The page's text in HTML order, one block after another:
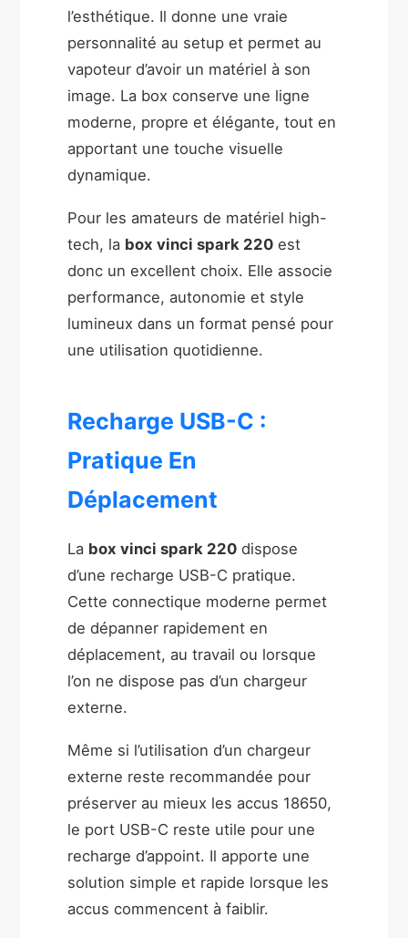
l’esthétique. Il donne une vraie
personnalité au setup et permet au
vapoteur d’avoir un matériel à son
image. La box conserve une ligne
moderne, propre et élégante, tout en
apportant une touche visuelle
dynamique.
Pour les amateurs de matériel high-
tech, la box vinci spark 220 est
donc un excellent choix. Elle associe
performance, autonomie et style
lumineux dans un format pensé pour
une utilisation quotidienne.
Recharge USB-C :
Pratique En
Déplacement
La box vinci spark 220 dispose
d’une recharge USB-C pratique.
Cette connectique moderne permet
de dépanner rapidement en
déplacement, au travail ou lorsque
l’on ne dispose pas d’un chargeur
externe.
Même si l’utilisation d’un chargeur
externe reste recommandée pour
préserver au mieux les accus 18650,
le port USB-C reste utile pour une
recharge d’appoint. Il apporte une
solution simple et rapide lorsque les
accus commencent à faiblir.